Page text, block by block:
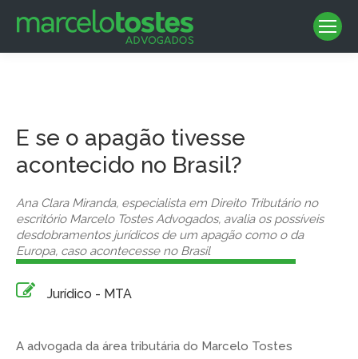
E se o apagão tivesse
acontecido no Brasil?
Ana Clara Miranda, especialista em Direito Tributário no
escritório Marcelo Tostes Advogados, avalia os possíveis
desdobramentos jurídicos de um apagão como o da
Europa, caso acontecesse no Brasil
Jurídico - MTA
A advogada da área tributária do Marcelo Tostes